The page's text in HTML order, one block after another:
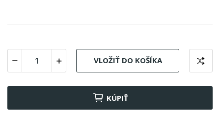
VLOŽIŤ DO KOŠÍKA
KÚPIŤ